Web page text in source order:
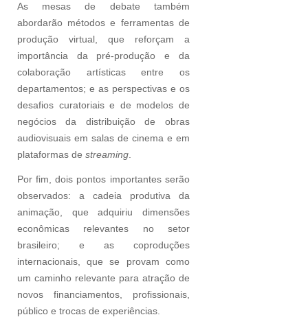
As mesas de debate também
abordarão métodos e ferramentas de
produção virtual, que reforçam a
importância da pré-produção e da
colaboração artísticas entre os
departamentos; e as perspectivas e os
desafios curatoriais e de modelos de
negócios da distribuição de obras
audiovisuais em salas de cinema e em
plataformas de streaming
Por fim, dois pontos importantes serão
observados: a cadeia produtiva da
animação, que adquiriu dimensões
econômicas relevantes no setor
brasileiro; e as coproduções
internacionais, que se provam como
um caminho relevante para atração de
novos financiamentos, profissionais,
público e trocas de experiências.